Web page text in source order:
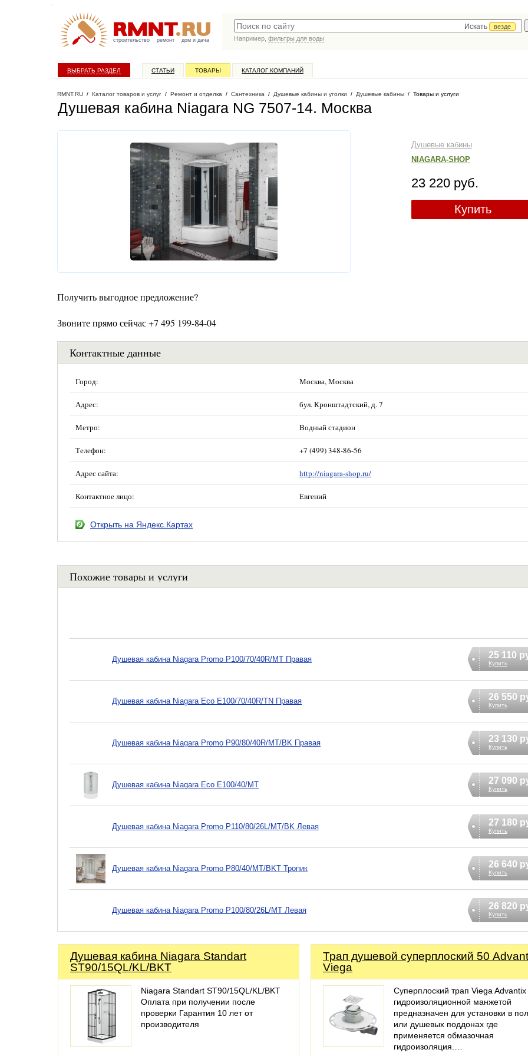
строительство ремонт дом и дача
Искать
везде
Например, фильтры для воды
ВЫБРАТЬ РАЗДЕЛ СТАТЬИ ТОВАРЫ КАТАЛОГ КОМПАНИЙ
RMNT.RU / Каталог товаров и услуг / Ремонт и отделка / Сантехника / Душевые кабины и уголки / Душевые кабины / Товары и услуги
Душевая кабина Niagara NG 7507-14. Москва
Душевые кабины
NIAGARA-SHOP
23 220 руб.
Купить
Получить выгодное предложение?
Звоните прямо сейчас +7 495 199-84-04
Контактные данные
Город: Москва, Москва
Адрес: бул. Кронштадтский, д. 7
Метро: Водный стадион
Телефон: +7 (499) 348-86-56
Адрес сайта: http://niagara-shop.ru/
Контактное лицо: Евгений
Открыть на Яндекс.Картах
Похожие товары и услуги
Душевая кабина Niagara Promo P100/70/40R/MT Правая 25 110
Купить
Душевая кабина Niagara Eco E100/70/40R/ТN Правая 26 550
Купить
Душевая кабина Niagara Promo P90/80/40R/MT/BK Правая 23 130
Купить
Душевая кабина Niagara Eco E100/40/MT 27 090
Купить
Душевая кабина Niagara Promo P110/80/26L/MT/BK Левая 27 180
Купить
Душевая кабина Niagara Promo P80/40/MT/BKT Тропик 26 640
Купить
Душевая кабина Niagara Promo P100/80/26L/MT Левая 26 820
Купить
Душевая кабина Niagara Standart
ST90/15QL/KL/BKT
Niagara Standart ST90/15QL/KL/BKT
Оплата при получении после
проверки Гарантия 10 лет от
производителя
Трап душевой суперплоский 50
Viega
Суперплоский трап Viega Advantix
гидроизоляционной манжетой
предназначен для установки в
или душевых поддонах где
применяется обмазочная
гидроизоляция.…